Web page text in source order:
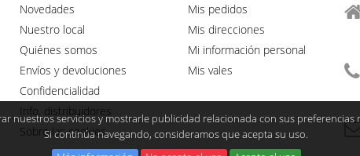
Novedades
Nuestro local
Quiénes somos
Envíos y devoluciones
Confidencialidad
Info. distribuidores
Sobre las cookies
Mis pedidos
Mis direcciones
Mi información personal
Mis vales
nuestros servicios y mostrarle publicidad relacionada con sus preferencias
Si continúa navegando, consideramos que acepta su uso.